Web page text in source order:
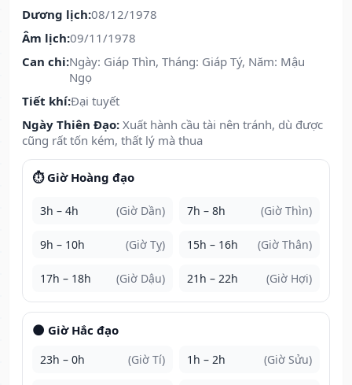
Dương lịch:08/12/1978
Âm lịch:09/11/1978
Can chi:Ngày: Giáp Thìn, Tháng: Giáp Tý, Năm: Mậu
Ngọ
Tiết khí:Đại tuyết
Ngày Thiên Đạo: Xuất hành cầu tài nên tránh, dù được
cũng rất tốn kém, thất lý mà thua
⏱️ Giờ Hoàng đạo
3h – 4h (Giờ Dần) 7h – 8h (Giờ Thìn)
9h – 10h (Giờ Tỵ) 15h – 16h (Giờ Thân)
17h – 18h (Giờ Dậu) 21h – 22h (Giờ Hợi)
🌑 Giờ Hắc đạo
23h – 0h (Giờ Tí) 1h – 2h (Giờ Sửu)